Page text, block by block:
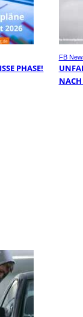
PHASE!
FB
NACH